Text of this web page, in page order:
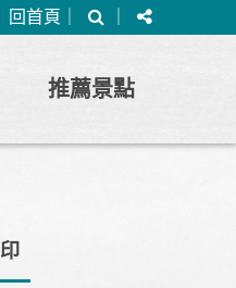
回首頁
尋
分
享
推薦景點